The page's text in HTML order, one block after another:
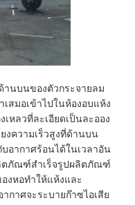
านบนของตัวกระจายลม
มอเข้าไปในห้องอบแห้ง
หลวที่ละเอียดเป็นละออง
งความเร็วสูงที่ด้านบน
ากาศร้อนได้ในเวลาอัน
ภัณฑ์สำเร็จรูปผลิตภัณฑ์
งหอทำให้แห้งและ
กาศจะระบายก๊าซไอเสีย